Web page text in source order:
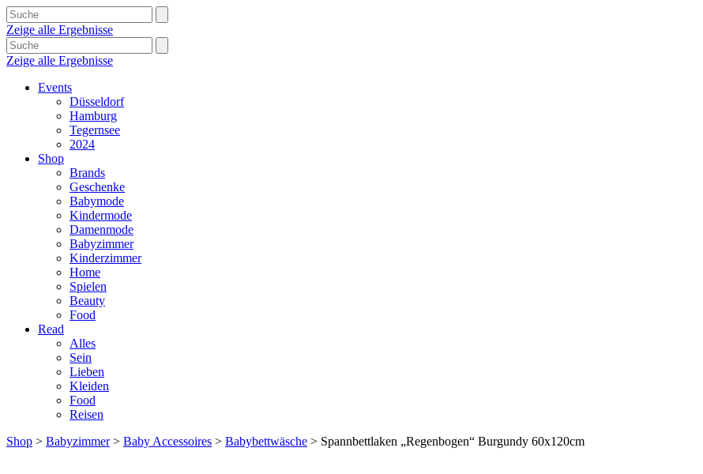
Zeige alle Ergebnisse
Zeige alle Ergebnisse
Events
Düsseldorf
Hamburg
Tegernsee
2024
Shop
Brands
Geschenke
Babymode
Kindermode
Damenmode
Babyzimmer
Kinderzimmer
Home
Spielen
Beauty
Food
Read
Alles
Sein
Lieben
Kleiden
Food
Reisen
Shop > Babyzimmer> Baby Accessoires > Babybettwäsche > Spannbettlaken „Regenbogen“ Burgundy 60x120cm